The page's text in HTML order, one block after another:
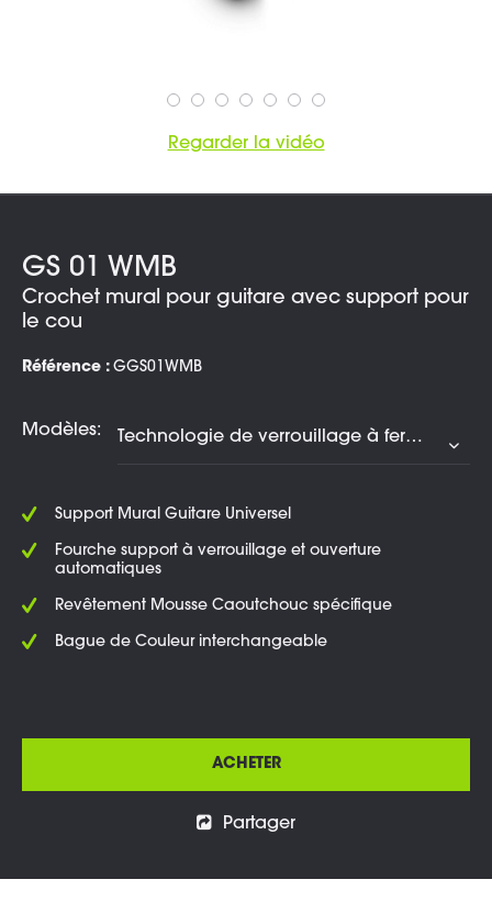
Regarder la vidéo
GS 01 WMB
Crochet mural pour guitare avec support pour
le cou
Référence : GGS01WMB
Modèles:
Support Mural Guitare Universel
Fourche support à verrouillage et ouverture
automatiques
Revêtement Mousse Caoutchouc spécifique
Bague de Couleur interchangeable
ACHETER
Partager